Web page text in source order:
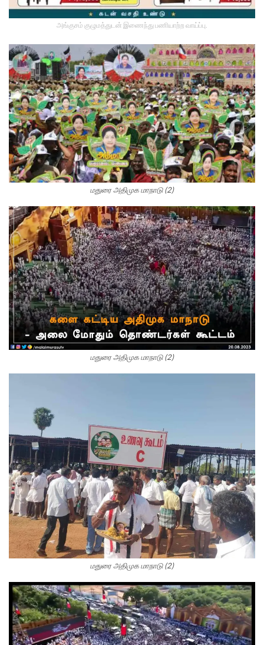
அங்குசம் குழுமத்துடன் இணைந்து பணியாற்ற வாய்ப்பு.
மதுரை அதிமுக மாநாடு (2)
மதுரை அதிமுக மாநாடு (2)
மதுரை அதிமுக மாநாடு (2)